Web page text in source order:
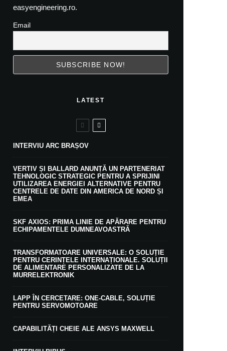
easyengineering.ro.
Email
LATEST
INTERVIU ARC BRAȘOV
VERTIV ȘI BALLARD ANUNȚĂ UN PARTENERIAT
TEHNOLOGIC STRATEGIC PENTRU A SPRIJINI
UTILIZAREA ENERGIEI ALTERNATIVE PENTRU
CENTRELE DE DATE DIN AMERICA DE NORD ȘI
EMEA
SKF AXIOS: PRIMA LINIE DE APĂRARE PENTRU
ECHIPAMENTELE DUMNEAVOASTRĂ
TRANSFORMATOARE UNIVERSALE: O SOLUȚIE
PENTRU CERINȚELE INTERNAȚIONALE. SOLUȚII
DE ALIMENTARE PERSONALIZATE DE LA
MURRELEKTRONIK
LAPP ÎN CERCETARE: ONE-CABLE, SOLUȚIE
PENTRU SERVOMOTOARE
CAPABILITĂȚI CHEIE ALE ANSYS MAXWELL